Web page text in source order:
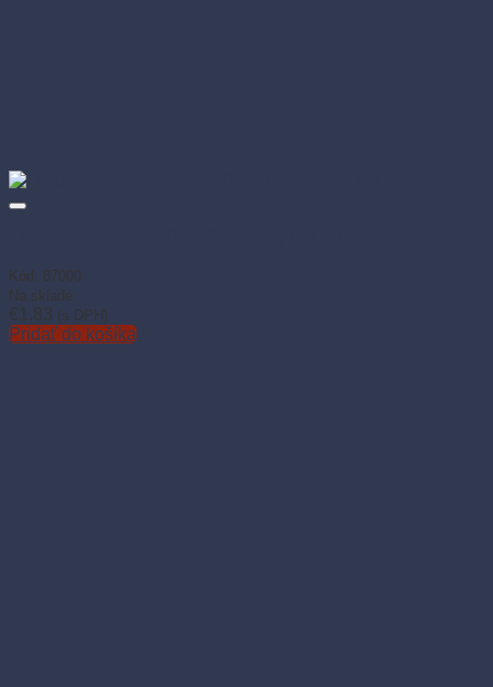
Kód: 87000
Na sklade
€1.83 (s DPH)
Pridať do košíka